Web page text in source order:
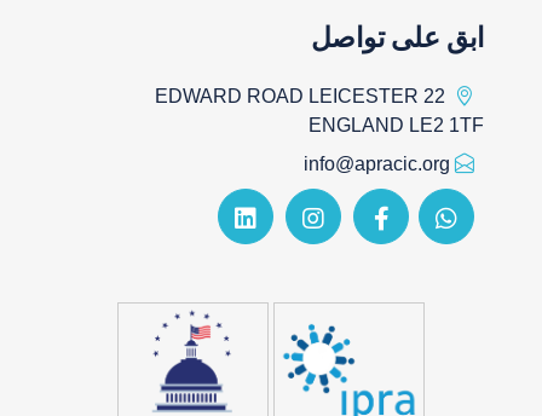
ابق على تواصل
22 EDWARD ROAD LEICESTER
ENGLAND LE2 1TF
info@apracic.org